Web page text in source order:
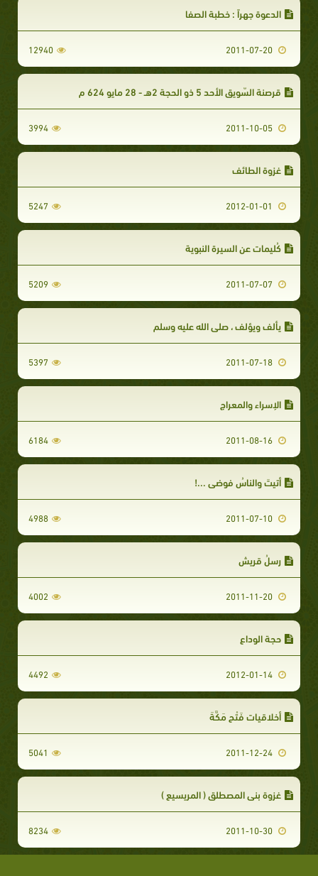
الدعوة جهراً : خطبة الصفا
12940
قرصنة السّوِيقِ الأحد 5 ذو الحجة 2هـ - 28 مايو 624 م
3994
غزوة الطائف
5247
كُليمات عن السيرة النبوية
5209
يألف ويؤلف ، صلى الله عليه وسلم
5397
الإسراء والمعراج
6184
أتيتَ والناسُ فوضى ...!
4988
رسلُ قريش
4002
حجة الوداع
4492
أخلاقيات فَتْح مَكَّةَ
5041
غزوة بني المصطلق ( المريسيع )
8234